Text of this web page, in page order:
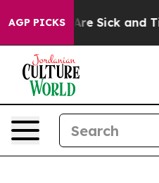
AGP PICKSAre Sick and Tired